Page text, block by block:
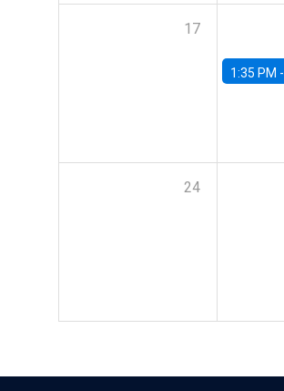
17
1:35 PM -
24